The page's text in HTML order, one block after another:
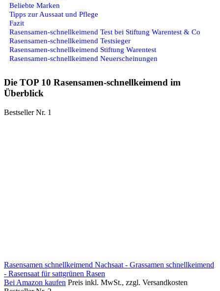
Beliebte Marken
Tipps zur Aussaat und Pflege
Fazit
Rasensamen-schnellkeimend Test bei Stiftung Warentest & Co
Rasensamen-schnellkeimend Testsieger
Rasensamen-schnellkeimend Stiftung Warentest
Rasensamen-schnellkeimend Neuerscheinungen
Die TOP 10 Rasensamen-schnellkeimend im
Überblick
Bestseller Nr. 1
Rasensamen schnellkeimend Nachsaat - Grassamen schnellkeimend
- Rasensaat für sattgrünen Rasen
Bei Amazon kaufen Preis inkl. MwSt., zzgl. Versandkosten